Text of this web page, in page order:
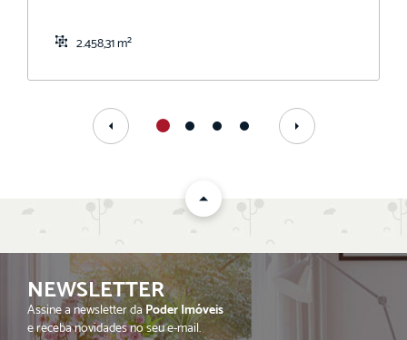
2.458,31 m²
NEWSLETTER
Assine a newsletter daPoder Imóveis
e receba novidades no seu e-mail.